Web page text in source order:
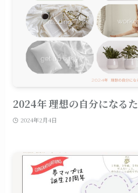
2024年 理想の自分になる
2024年2月4日